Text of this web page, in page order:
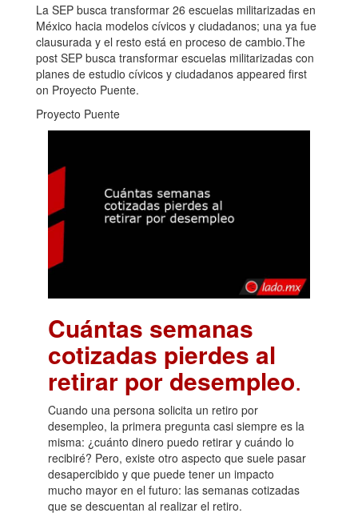
La SEP busca transformar 26 escuelas militarizadas en
México hacia modelos cívicos y ciudadanos; una ya fue
clausurada y el resto está en proceso de cambio.The
post SEP busca transformar escuelas militarizadas con
planes de estudio cívicos y ciudadanos appeared first
on Proyecto Puente.
Proyecto Puente
Cuántas semanas
cotizadas pierdes al
retirar por desempleo.
Cuando una persona solicita un retiro por
desempleo, la primera pregunta casi siempre es la
misma: ¿cuánto dinero puedo retirar y cuándo lo
recibiré? Pero, existe otro aspecto que suele pasar
desapercibido y que puede tener un impacto
mucho mayor en el futuro: las semanas cotizadas
que se descuentan al realizar el retiro.